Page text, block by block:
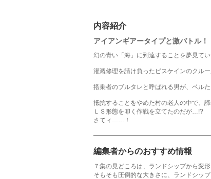
内容紹介
アイアンギアータイプと激バトル！
幻の青い「海」に到達することを夢見て
灌漑修理を請け負ったビスケインのクル
搭乗者のブルタレと呼ばれる男が、ベル
抵抗することをやめた村の老人の中で、
ＬＳ形態を叩く作戦を立てたのだが…!?
さてィ……！
編集者からのおすすめ情報
７集の見どころは、ランドシップから変
そもそも圧倒的な大きさに、ランドシッ